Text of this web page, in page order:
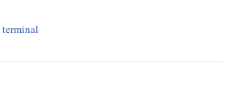
terminal